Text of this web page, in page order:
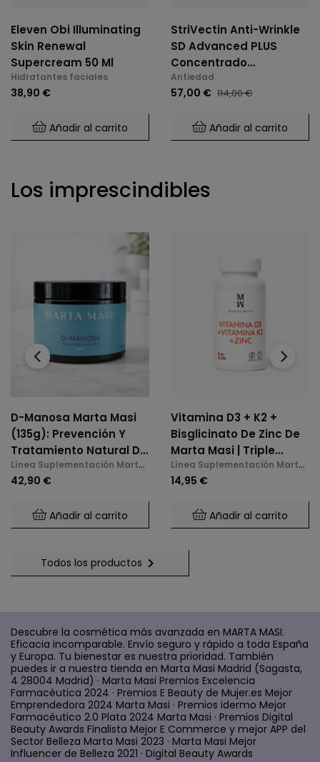
Eleven Obi Illuminating
Skin Renewal
Supercream 50 Ml
Hidratantes faciales
38,90 €
Añadir al carrito
StriVectin Anti-Wrinkle
SD Advanced PLUS
Concentrado
Hidratante Intensivo 118
Ml
Antiedad
57,00 € 114,00 €
Añadir al carrito
Los imprescindibles
D-Manosa Marta Masi
(135g): Prevención Y
Tratamiento Natural De
La Cistitis E Infecciones
De Orina
Línea Suplementación Marta
Masi
42,90 €
Añadir al carrito
Vitamina D3 + K2 +
Bisglicinato De Zinc De
Marta Masi | Triple
Acción: Huesos,
Inmunidad Y Bienestar
Línea Suplementación Marta
Masi
14,95 €
Añadir al carrito
‹ ›
Todos los productos 
Descubre la cosmética más avanzada en MARTA MASI.
Eficacia incomparable. Envío seguro y rápido a toda España
y Europa. Tu bienestar es nuestra prioridad. También
puedes ir a nuestra tienda en Marta Masi Madrid (Sagasta,
4 28004 Madrid) · Marta Masi Premios Excelencia
Farmacéutica 2024 · Premios E Beauty de Mujer.es Mejor
Emprendedora 2024 Marta Masi · Premios idermo Mejor
Farmacéutico 2.0 Plata 2024 Marta Masi · Premios Digital
Beauty Awards Finalista Mejor E Commerce y mejor APP del
Sector Belleza Marta Masi 2023 · Marta Masi Mejor
Influencer de Belleza 2021 · Digital Beauty Awards